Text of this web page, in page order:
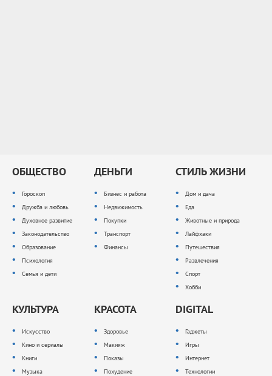
ОБЩЕСТВО
Гороскоп
Дружба и любовь
Духовное развитие
Законодательство
Образование
Психология
Семья и дети
ДЕНЬГИ
Бизнес и работа
Недвижимость
Покупки
Транспорт
Финансы
СТИЛЬ ЖИЗНИ
Дом и дача
Еда
Животные и природа
Лайфхаки
Путешествия
Развлечения
Спорт
Хобби
КУЛЬТУРА
Искусство
Кино и сериалы
Книги
Музыка
КРАСОТА
Здоровье
Макияж
Показы
Похудение
DIGITAL
Гаджеты
Игры
Интернет
Технологии